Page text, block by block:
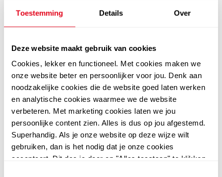
Toestemming Details Over
Deze website maakt gebruik van cookies
Cookies, lekker en functioneel. Met cookies maken we
onze website beter en persoonlijker voor jou. Denk aan
noodzakelijke cookies die de website goed laten werken
en analytische cookies waarmee we de website
verbeteren. Met marketing cookies laten we jou
persoonlijke content zien. Alles is dus op jou afgestemd.
Superhandig. Als je onze website op deze wijze wilt
gebruiken, dan is het nodig dat je onze cookies
accepteert. Dit doe je door op "Alles toestaan" te klikken.